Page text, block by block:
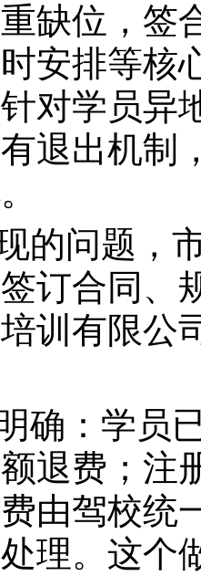
缺位，签
安排等核
对学员异
退出机制
的问题，
订合同、
训有限公
确：学员
退费；注
由驾校统
理。这个